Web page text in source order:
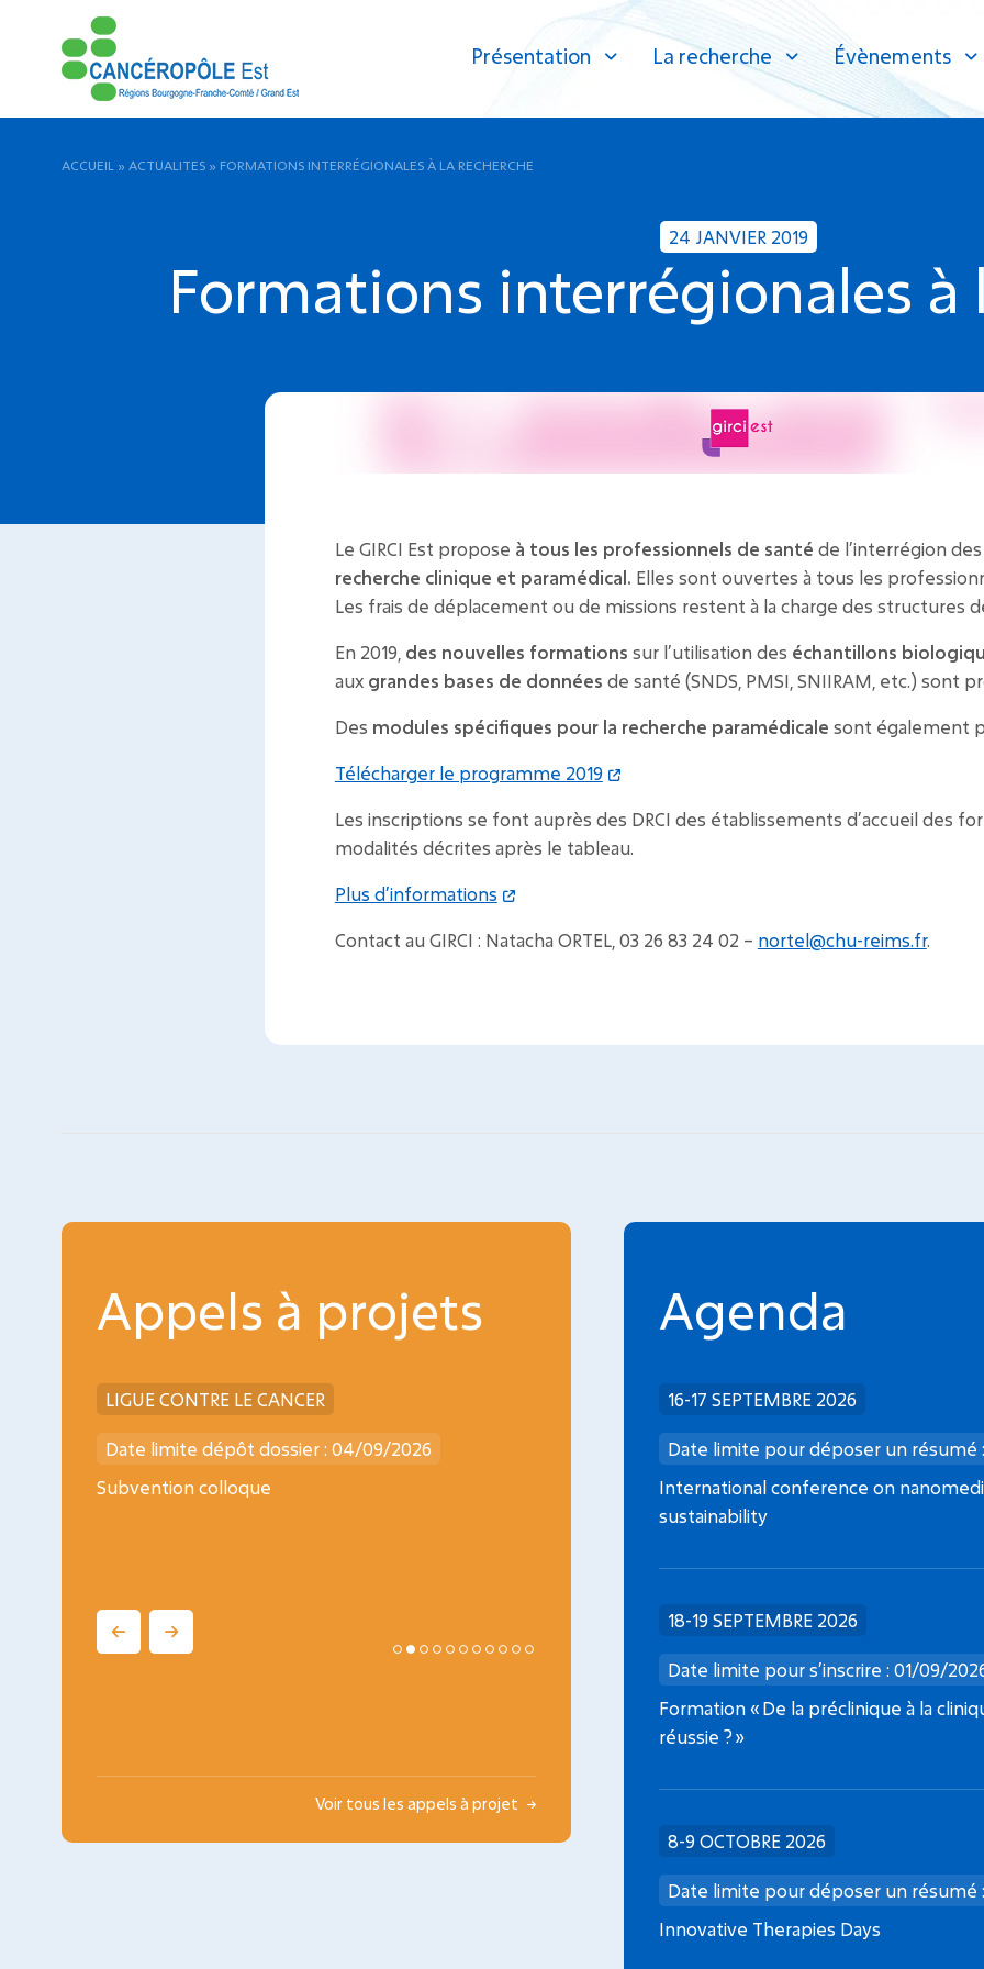
Présentation La recherche Évènements
ACCUEIL » ACTUALITES » FORMATIONS INTERRÉGIONALES À LA RECHERCHE
24 JANVIER 2019
Formations interrégionales à
Le GIRCI Est propose à tous les professionnels de santé de l’interrégion des
recherche clinique et paramédical. Elles sont ouvertes à tous les
Les frais de déplacement ou de missions restent à la charge des structures
En 2019, des nouvelles formations sur l’utilisation des échantillons
aux grandes bases de données de santé (SNDS, PMSI, SNIIRAM, etc.) sont
Des modules spécifiques pour la recherche paramédicale sont également
Télécharger le programme 2019
Les inscriptions se font auprès des DRCI des établissements d’accueil des
modalités décrites après le tableau.
Plus d’informations
Contact au GIRCI : Natacha ORTEL, 03 26 83 24 02 – nortel@chu-reims.fr.
Appels à projets
LIGUE CONTRE LE CANCER
Date limite dépôt dossier : 04/09/2026
Subvention colloque
Date limite dépôt dossier : 08/09/2026
Médicaments de thérapie innovante en
Voir tous les appels à projet
Agenda
16-17 SEPTEMBRE 2026
Date limite pour déposer un résumé
International conference on
sustainability
18-19 SEPTEMBRE 2026
Date limite pour s’inscrire : 01/09/
Formation « De la préclinique à la
réussie ? »
8-9 OCTOBRE 2026
Date limite pour déposer un résumé
Innovative Therapies Days